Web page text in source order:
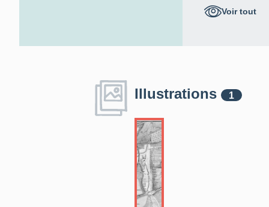
l’ensemble de
Voir tout
Illustrations 1